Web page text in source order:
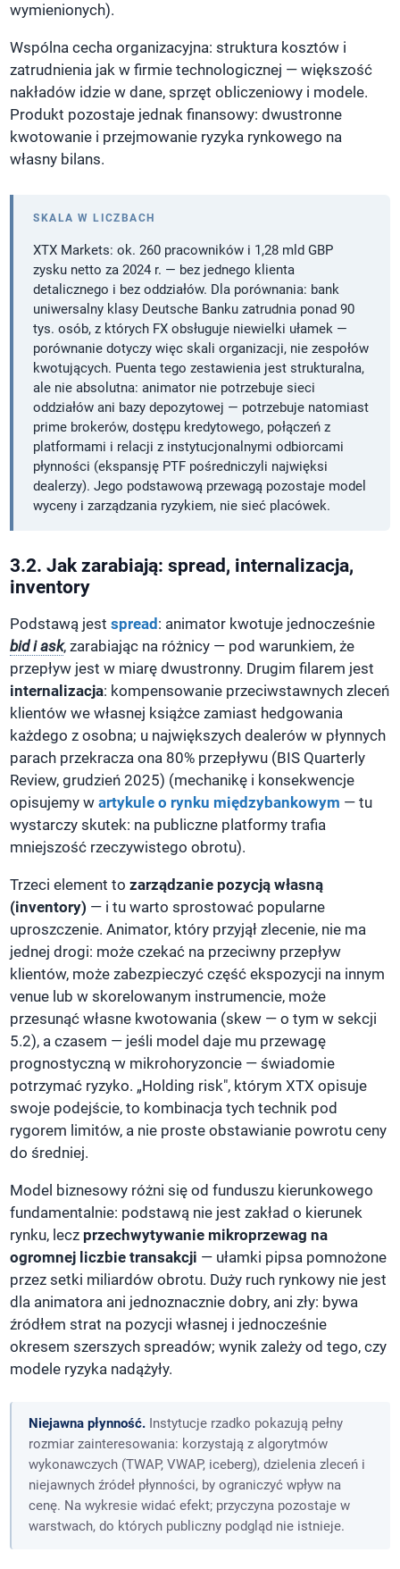
wymienionych).
Wspólna cecha organizacyjna: struktura kosztów i
zatrudnienia jak w firmie technologicznej — większość
nakładów idzie w dane, sprzęt obliczeniowy i modele.
Produkt pozostaje jednak finansowy: dwustronne
kwotowanie i przejmowanie ryzyka rynkowego na
własny bilans.
SKALA W LICZBACH
XTX Markets: ok. 260 pracowników i 1,28 mld GBP
zysku netto za 2024 r. — bez jednego klienta
detalicznego i bez oddziałów. Dla porównania: bank
uniwersalny klasy Deutsche Banku zatrudnia ponad 90
tys. osób, z których FX obsługuje niewielki ułamek —
porównanie dotyczy więc skali organizacji, nie zespołów
kwotujących. Puenta tego zestawienia jest strukturalna,
ale nie absolutna: animator nie potrzebuje sieci
oddziałów ani bazy depozytowej — potrzebuje natomiast
prime brokerów, dostępu kredytowego, połączeń z
platformami i relacji z instytucjonalnymi odbiorcami
płynności (ekspansję PTF pośredniczyli najwięksi
dealerzy). Jego podstawową przewagą pozostaje model
wyceny i zarządzania ryzykiem, nie sieć placówek.
3.2. Jak zarabiają: spread, internalizacja,
inventory
Podstawą jestspread: animator kwotuje jednocześnie
bid i ask, zarabiając na różnicy — pod warunkiem, że
przepływ jest w miarę dwustronny. Drugim filarem jest
internalizacja: kompensowanie przeciwstawnych zleceń
klientów we własnej książce zamiast hedgowania
każdego z osobna; u największych dealerów w płynnych
parach przekracza ona 80% przepływu (BIS Quarterly
Review, grudzień 2025) (mechanikę i konsekwencje
opisujemy wartykule o rynku międzybankowym — tu
wystarczy skutek: na publiczne platformy trafia
mniejszość rzeczywistego obrotu).
Trzeci element tozarządzanie pozycją własną
(inventory) — i tu warto sprostować popularne
uproszczenie. Animator, który przyjął zlecenie, nie ma
jednej drogi: może czekać na przeciwny przepływ
klientów, może zabezpieczyć część ekspozycji na innym
venue lub w skorelowanym instrumencie, może
przesunąć własne kwotowania (skew — o tym w sekcji
5.2), a czasem — jeśli model daje mu przewagę
prognostyczną w mikrohoryzoncie — świadomie
potrzymać ryzyko. „Holding risk", którym XTX opisuje
swoje podejście, to kombinacja tych technik pod
rygorem limitów, a nie proste obstawianie powrotu ceny
do średniej.
Model biznesowy różni się od funduszu kierunkowego
fundamentalnie: podstawą nie jest zakład o kierunek
rynku, lecz przechwytywanie mikroprzewag na
ogromnej liczbie transakcji — ułamki pipsa pomnożone
przez setki miliardów obrotu. Duży ruch rynkowy nie jest
dla animatora ani jednoznacznie dobry, ani zły: bywa
źródłem strat na pozycji własnej i jednocześnie
okresem szerszych spreadów; wynik zależy od tego, czy
modele ryzyka nadążyły.
Niejawna płynność.Instytucje rzadko pokazują pełny
rozmiar zainteresowania: korzystają z algorytmów
wykonawczych (TWAP, VWAP, iceberg), dzielenia zleceń i
niejawnych źródeł płynności, by ograniczyć wpływ na
cenę. Na wykresie widać efekt; przyczyna pozostaje w
warstwach, do których publiczny podgląd nie istnieje.